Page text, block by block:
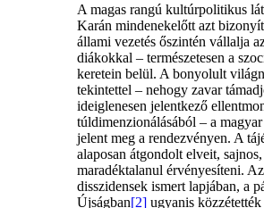
A magas rangú kultúrpolitikus
Karán mindenekelőtt azt
állami vezetés őszintén vállalja
diákokkal – természetesen a
keretein belül. A bonyolult
tekintettel – nehogy zavar
ideiglenesen jelentkező
túldimenzionálásából – a
jelent meg a rendezvényen. A
alaposan átgondolt elveit,
maradéktalanul érvényesíteni.
disszidensek ismert lapjában, a
Újságban[2] ugyanis